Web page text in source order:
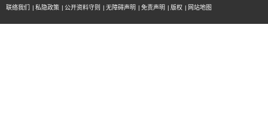
联络我们 | 私隐政策 | 公开资料守则 | 无障碍声明 | 免责声明 | 版权 | 网站地图